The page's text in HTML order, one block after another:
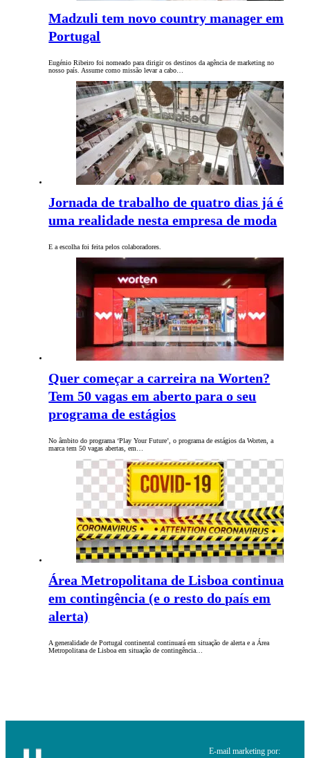
Madzuli tem novo country manager em
Portugal
Eugénio Ribeiro foi nomeado para dirigir os destinos da agência de marketing no
nosso país. Assume como missão levar a cabo…
Jornada de trabalho de quatro dias já é
uma realidade nesta empresa de moda
E a escolha foi feita pelos colaboradores.
Quer começar a carreira na Worten?
Tem 50 vagas em aberto para o seu
programa de estágios
No âmbito do programa ‘Play Your Future’, o programa de estágios da Worten, a
marca tem 50 vagas abertas, em…
Área Metropolitana de Lisboa continua
em contingência (e o resto do país em
alerta)
A generalidade de Portugal continental continuará em situação de alerta e a Área
Metropolitana de Lisboa em situação de contingência…
E-mail marketing por: